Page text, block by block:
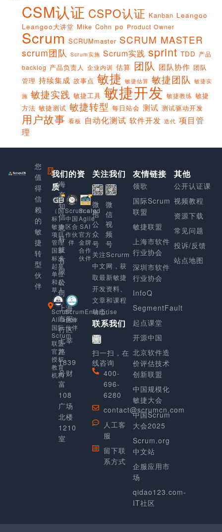
CSM认证 CSPO认证 Kanban Leangoo
Leangoo大讲堂 Mike Cohn po Product Owner
Scrum SCRUMmaster SCRUM MASTER
scrum团队 Scrum实施 Scrum实践 sprint TDD 产品
backlog 产品负责人 企业内训 估算 团队 团队协作 团队
管理 持续集成 故事点 敏捷 敏捷估算 敏捷团队 敏捷实
施 敏捷实践 敏捷工具 敏捷开发 敏捷教练 敏捷
方法 敏捷测试 敏捷转型 每日站会 测试 测试驱动开发
用户故事 看板 自动化测试 软件开发 迭代 项目管
理
您
值
得
信
赖
的
敏
捷
转
型
伙
伴
上
海
享
知
信
息
科
技
有
限
公
司
上海
市闵
行区
七莘
路
1839
号财
富
108
广场
北楼
1210
室
我们的资
质
（国
标）
敏捷
项目
管理
国家
标准
起草
单位
和起
草人
Scrum.org
中国
区合
作伙
伴
Scaled
Agile
SAI
官方
金牌
合作
伙伴
Scrum
Alliance
国际
Scrum
联盟
官方
授权
教育
机构
ScrumEnterprise
合作
伙伴
关注我们
微
信
公
众
号
微
信
视
频
号
关注Scrurm
中文网，获
取最新敏捷
开发资料、
文章和课程
动态。
联系我们
扫一扫，在
线咨询
400-
696-
6280
contact@scrumcn.com
人工客
服
留下联
系方式
友情链接
领歌
国际Scrum
联盟
敏捷联盟
上海市软件
行业协会
深圳市软件
行业协会
InfoQ
SegmentFault
起点课堂
开源中国
北京软件造
价评估技术
创新联盟
中国规模化
敏捷大会
中国Scrum
大会2025
Scrum.org
中文站
企服应用市
场
qidao123.com-
IT社区
其他
公开认证课
视频教程
资源下载
常见问题
投诉/反馈
站点地图